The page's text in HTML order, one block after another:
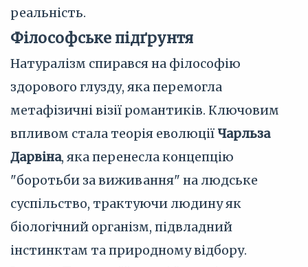
реальність.
Філософське підґрунтя
Натуралізм спирався на філософію
здорового глузду, яка перемогла
метафізичні візії романтиків. Ключовим
впливом стала теорія еволюції Чарльза
Дарвіна, яка перенесла концепцію
"боротьби за виживання" на людське
суспільство, трактуючи людину як
біологічний організм, підвладний
інстинктам та природному відбору.